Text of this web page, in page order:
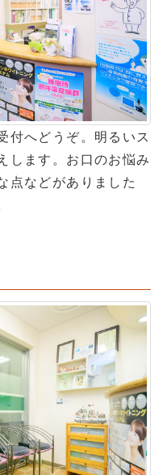
付へどうぞ。明るいス
します。お口のお悩み
点などがありました